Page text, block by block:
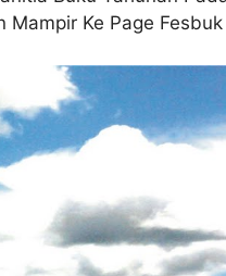
Mampir Ke Page